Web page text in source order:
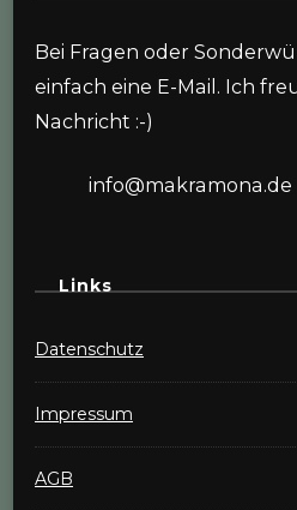
Bei Fragen oder
einfach eine E-Mail. Ich
Nachricht :-)
info@makramona.de
Links
Datenschutz
Impressum
AGB